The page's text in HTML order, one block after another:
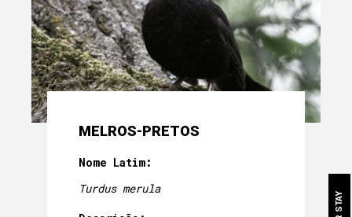
SOBRE NÓS
A NOSSA HERANÇA
MÃE-CASA
QUARTOS
A NOSSA COMIDA
MELROS-PRETOS
Nome Latim:
Turdus merula